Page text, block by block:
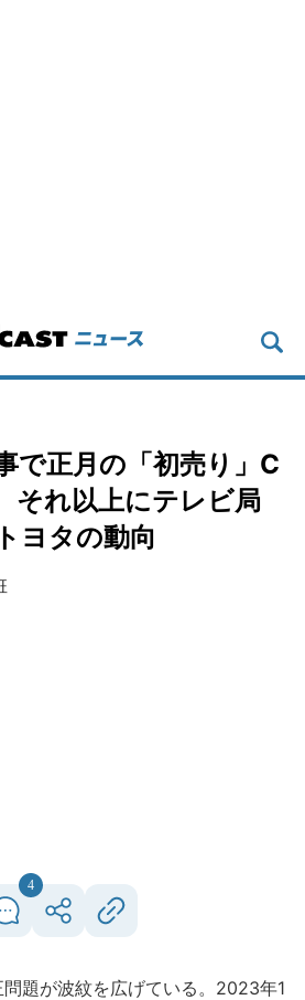
で正月の「初売り」C
れ以上にテレビ局
ヨタの動向
4
題が波紋を広げている。2023年1